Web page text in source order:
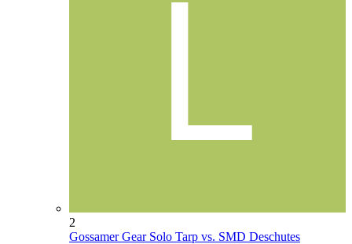
2
Gossamer Gear Solo Tarp vs. SMD Deschutes